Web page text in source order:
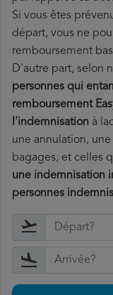
Si vous êtes
départ, vous ne
remboursement
D'autre part, selon
personnes qui
remboursement
l'indemnisation à
une annulation,
bagages, et celles
une indemnisation
personnes